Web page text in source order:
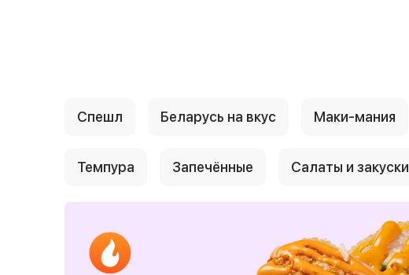
Спешл Беларусь на вкус Маки-мания
Темпура Запечённые Салаты и закуски